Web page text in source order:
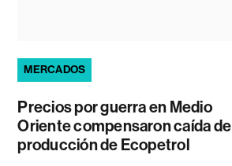
MERCADOS
Precios por guerra en Medio
Oriente compensaron caída de
producción de Ecopetrol